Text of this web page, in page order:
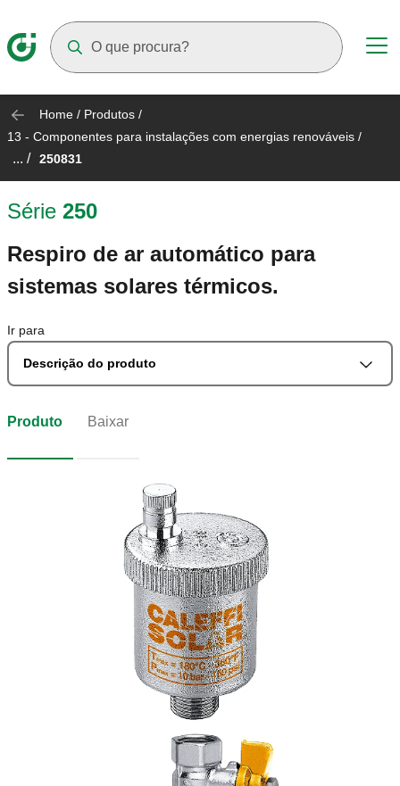
Home / Produtos /
13 - Componentes para instalações com energias renováveis /
... / 250831
Série 250
Respiro de ar automático para
sistemas solares térmicos.
Ir para
Descrição do produto
Produto Baixar